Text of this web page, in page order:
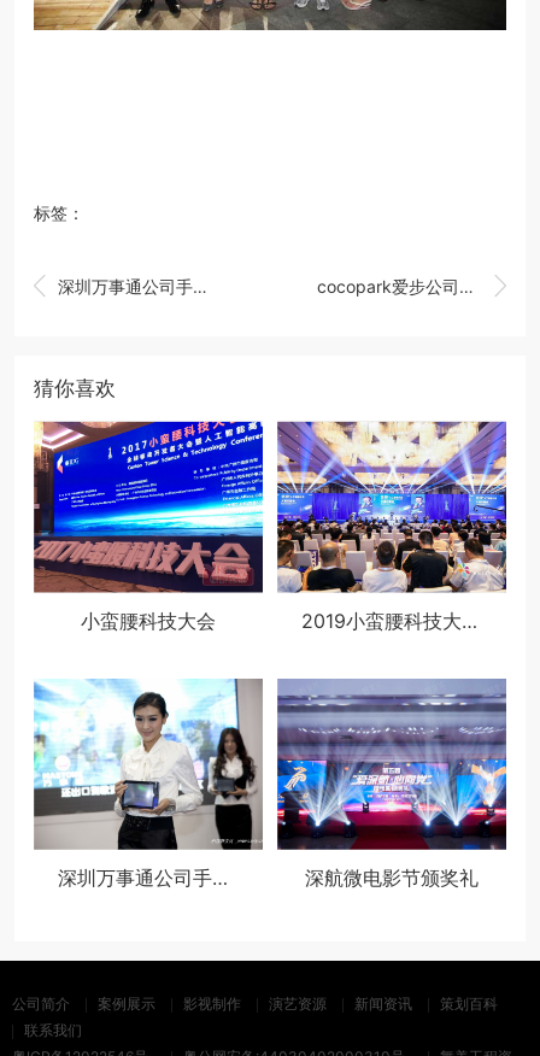
标签：
 深圳万事通公司手机、通讯产品展 
cocopark爱步公司商演活动
猜你喜欢
小蛮腰科技大会 2019小蛮腰科技大会-全球移动开发者大会暨人工智能高峰论坛
深圳万事通公司手机、通讯产品展 深航微电影节颁奖礼
公司简介 案例展示 影视制作 演艺资源 新闻资讯
策划百科
联系我们